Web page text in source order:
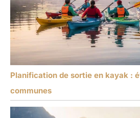
Planification de sortie en kayak :
communes